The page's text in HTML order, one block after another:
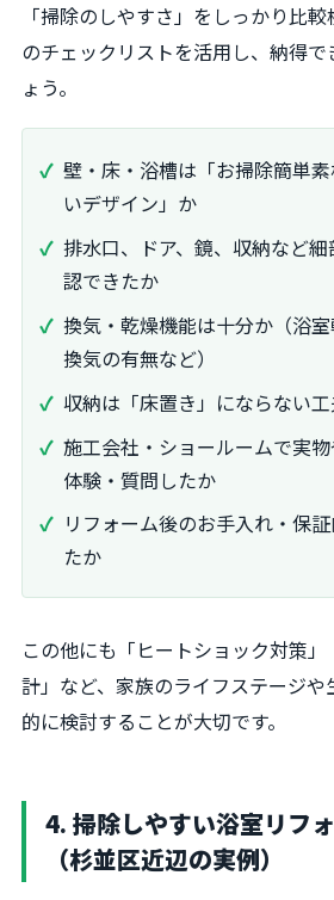
「掃除のしやすさ」をしっかり比
のチェックリストを活用し、納得
ょう。
壁・床・浴槽は「お掃除簡単
いデザイン」か
排水口、ドア、鏡、収納など
認できたか
換気・乾燥機能は十分か（浴
換気の有無など）
収納は「床置き」にならない
施工会社・ショールームで実
体験・質問したか
リフォーム後のお手入れ・保
たか
この他にも「ヒートショック対策
計」など、家族のライフステージ
的に検討することが大切です。
4. 掃除しやすい浴室リフ
（杉並区近辺の実例）